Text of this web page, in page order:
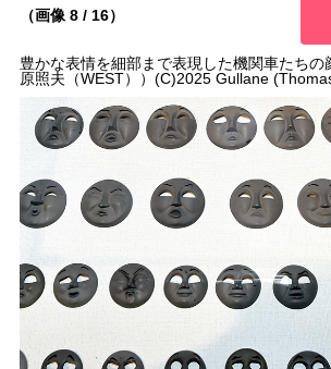
（画像 8 / 16）
豊かな表情を細部まで表現した機関車たちの
原照夫（WEST））(C)2025 Gullane